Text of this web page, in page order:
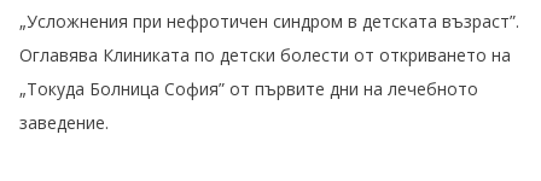
„Усложнения при нефротичен синдром в детската възраст”.
Оглавява Клиниката по детски болести от откриването на
„Токуда Болница София” от първите дни на лечебното
заведение.